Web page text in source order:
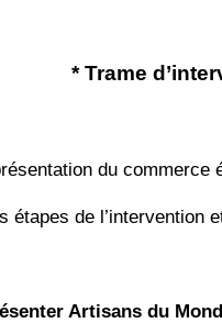
* Trame
du commerce
étapes de l’intervention
Artisans du